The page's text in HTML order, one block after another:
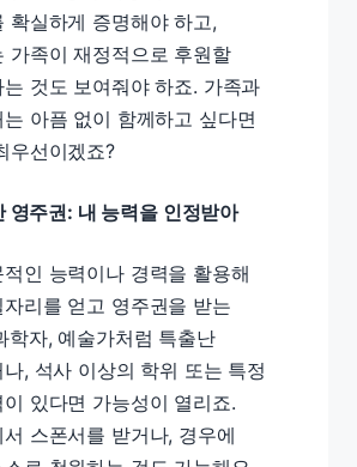
확실하게 증명해야 하고,
가족이 재정적으로 후원할
것도 보여줘야 하죠. 가족과
아픔 없이 함께하고 싶다면
우선이겠죠?
영주권: 내 능력을 인정받아
인 능력이나 경력을 활용해
리를 얻고 영주권을 받는
학자, 예술가처럼 특출난
, 석사 이상의 학위 또는 특정
있다면 가능성이 열리죠.
스폰서를 받거나, 경우에